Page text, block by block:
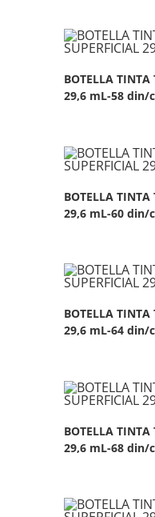
BOTELLA TINTA
29,6 mL-58 din/
BOTELLA TINTA
29,6 mL-60 din/
BOTELLA TINTA
29,6 mL-64 din/
BOTELLA TINTA
29,6 mL-68 din/